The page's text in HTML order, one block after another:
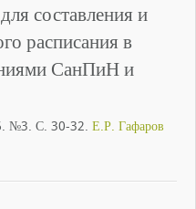
составления и
расписания в
СанПиН и
№3. С. 30-32. Е.Р. Гафаров